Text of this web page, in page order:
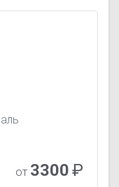
от 3300₽